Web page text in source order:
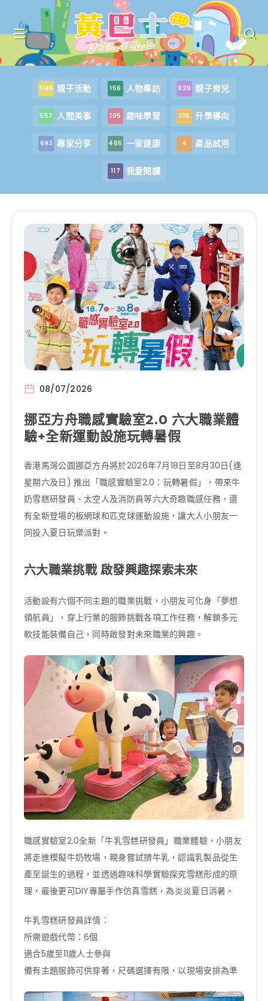
1145 親子活動 156 人物專訪 929 親子育兒
557 人間美事 105 趣味學習 135 升學導向
693 專家分享 465 一家健康 4 產品試用
117 我愛閱讀
08/07/2026
挪亞方舟職感實驗室2.0 六大職業體
驗+全新運動設施玩轉暑假
香港馬灣公園挪亞方舟將於2026年7月18日至8月30日(逢
星期六及日) 推出「職感實驗室2.0：玩轉暑假」，帶來牛
奶雪糕研發員、太空人及消防員等六大奇趣職感任務，還
有全新登場的板網球和匹克球運動設施，讓大人小朋友一
同投入夏日玩樂派對。
六大職業挑戰 啟發興趣探索未來
活動設有六個不同主題的職業挑戰，小朋友可化身「夢想
領航員」，穿上行業的服飾挑戰各項工作任務，解鎖多元
軟技能裝備自己，同時啟發對未來職業的興趣。
職感實驗室2.0全新「牛乳雪糕研發員」職業體驗，小朋友
將走進模擬牛奶牧場，親身嘗試擠牛乳，認識乳製品從生
產至誕生的過程，並透過趣味科學實驗探究雪糕形成的原
理，最後更可DIY專屬手作仿真雪糕，為炎炎夏日消暑。
牛乳雪糕研發員詳情：
所需遊戲代幣：6個
適合5歲至11歲人士參與
備有主題服飾可供穿著，尺碼選擇有限，以現場安排為準